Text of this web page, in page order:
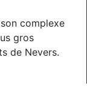
complexe
gros
de Nevers.